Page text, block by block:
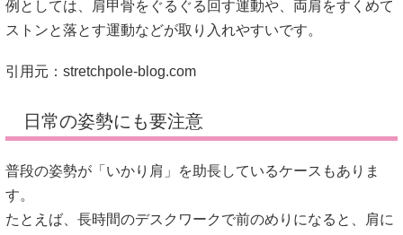
例としては、肩甲骨をぐるぐる回す運動や、両肩をすくめて
ストンと落とす運動などが取り入れやすいです。
引用元： stretchpole-blog.com
日常の姿勢にも要注意
普段の姿勢が「いかり肩」を助長しているケースもありま
す。
たとえば、長時間のデスクワークで前のめりになると、肩に